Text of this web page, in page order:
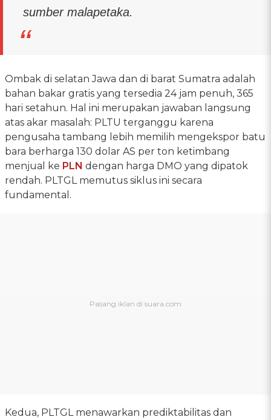
sumber malapetaka.
Ombak di selatan Jawa dan di barat Sumatra adalah
bahan bakar gratis yang tersedia 24 jam penuh, 365
hari setahun. Hal ini merupakan jawaban langsung
atas akar masalah: PLTU terganggu karena
pengusaha tambang lebih memilih mengekspor batu
bara berharga 130 dolar AS per ton ketimbang
menjual ke PLN dengan harga DMO yang dipatok
rendah. PLTGL memutus siklus ini secara
fundamental.
Kedua, PLTGL menawarkan prediktabilitas dan